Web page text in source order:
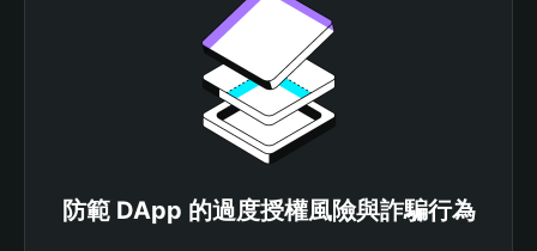
防範 DApp 的過度授權風險與詐騙行為